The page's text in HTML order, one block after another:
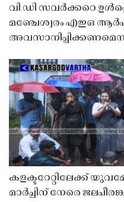
വി ഡി സവർക്കറെ
മഞ്ചേശ്വരം എഇഒ
കളക്ടറേറ്റിലേക്ക്
മാർച്ചിന് നേരെ